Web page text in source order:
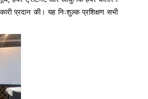
प्रदान की। यह निःशुल्क प्रशिक्षण सभी